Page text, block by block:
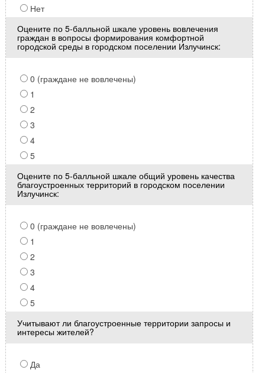
Нет
Оцените по 5-балльной шкале уровень вовлечения
граждан в вопросы формирования комфортной
городской среды в городском поселении Излучинск:
0 (граждане не вовлечены)
1
2
3
4
5
Оцените по 5-балльной шкале общий уровень качества
благоустроенных территорий в городском поселении
Излучинск:
0 (граждане не вовлечены)
1
2
3
4
5
Учитывают ли благоустроенные территории запросы и
интересы жителей?
Да